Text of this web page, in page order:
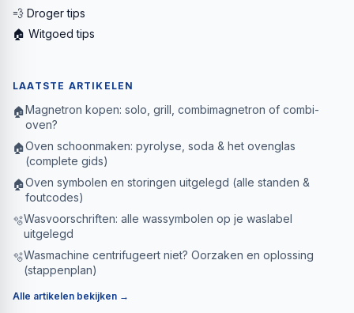
💨 Droger tips
🏠 Witgoed tips
LAATSTE ARTIKELEN
🏠Magnetron kopen: solo, grill, combimagnetron of combi-
oven?
🏠Oven schoonmaken: pyrolyse, soda & het ovenglas
(complete gids)
🏠Oven symbolen en storingen uitgelegd (alle standen &
foutcodes)
🫧Wasvoorschriften: alle wassymbolen op je waslabel
uitgelegd
🫧Wasmachine centrifugeert niet? Oorzaken en oplossing
(stappenplan)
Alle artikelen bekijken →